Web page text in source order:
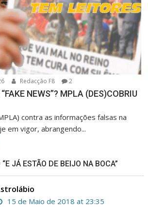
Redacção F8 2
NEWS”? MPLA (DES)COBRIU
contra as informações falsas na
em vigor, abrangendo...
JÁ ESTÃO DE BEIJO NA BOCA”
15 de Maio de 2018 at 23:35